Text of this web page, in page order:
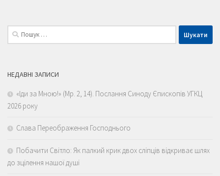
Пошук:
НЕДАВНІ ЗАПИСИ
«Іди за Мною!» (Мр. 2, 14). Послання Синоду Єпископів УГКЦ
2026 року
Слава Переображення Господнього
Побачити Світло: Як палкий крик двох сліпців відкриває шлях
до зцілення нашої душі